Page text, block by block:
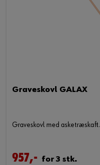
Graveskovl GALAX
Graveskovl med asketræskaft.
957,- for 3 stk.